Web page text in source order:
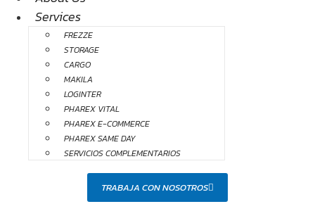
Services
FREZZE
STORAGE
CARGO
MAKILA
LOGINTER
PHAREX VITAL
PHAREX E-COMMERCE
PHAREX SAME DAY
SERVICIOS COMPLEMENTARIOS
TRABAJA CON NOSOTROS